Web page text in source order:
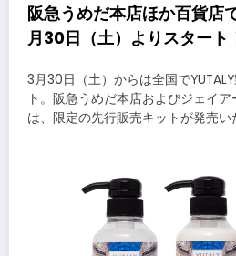
阪急うめだ本店ほか百貨店
月30日（土）よりスタート
3月30日（土）からは全国で
ト。阪急うめだ本店およびジェイ
は、限定の先行販売キットが発売い